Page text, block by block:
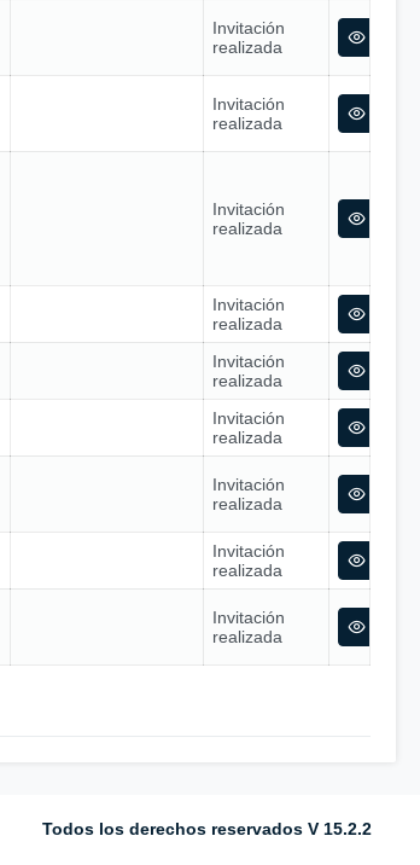
Invitación
realizada
Invitación
realizada
Invitación
realizada
Invitación
realizada
Invitación
realizada
Invitación
realizada
Invitación
realizada
Invitación
realizada
Invitación
realizada
Todos los derechos reservados V 15.2.2